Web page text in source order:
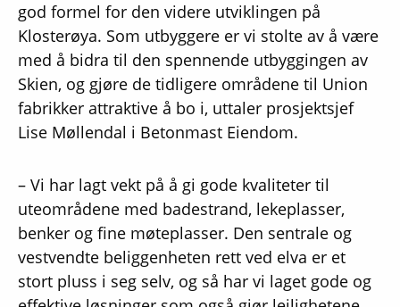
god formel for den videre utviklingen på
Klosterøya. Som utbyggere er vi stolte av å være
med å bidra til den spennende utbyggingen av
Skien, og gjøre de tidligere områdene til Union
fabrikker attraktive å bo i, uttaler prosjektsjef
Lise Møllendal i Betonmast Eiendom.
– Vi har lagt vekt på å gi gode kvaliteter til
uteområdene med bade­strand, lekeplasser,
benker og fine møteplasser. Den sentrale og
vestvendte beliggenheten rett ved elva er et
stort pluss i seg selv, og så har vi laget gode og